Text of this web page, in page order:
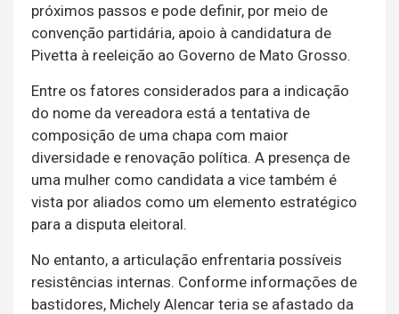
próximos passos e pode definir, por meio de
convenção partidária, apoio à candidatura de
Pivetta à reeleição ao Governo de Mato Grosso.
Entre os fatores considerados para a indicação
do nome da vereadora está a tentativa de
composição de uma chapa com maior
diversidade e renovação política. A presença de
uma mulher como candidata a vice também é
vista por aliados como um elemento estratégico
para a disputa eleitoral.
No entanto, a articulação enfrentaria possíveis
resistências internas. Conforme informações de
bastidores, Michely Alencar teria se afastado da